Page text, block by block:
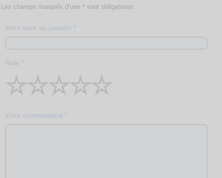
Les champs marqués d’une * sont obligatoires
Votre nom ou pseudo *
Note *
☆
☆
☆
☆
☆
Votre commentaire *